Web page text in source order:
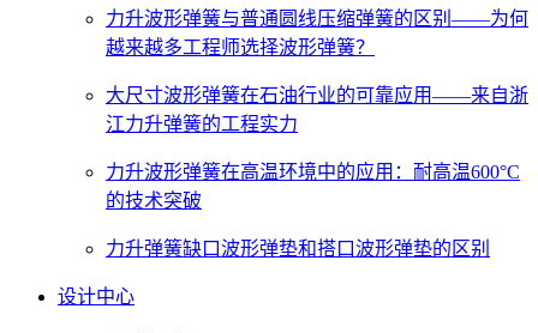
力升波形弹簧与普通圆线压缩弹簧的区别——为何
越来越多工程师选择波形弹簧？
大尺寸波形弹簧在石油行业的可靠应用——来自浙
江力升弹簧的工程实力
力升波形弹簧在高温环境中的应用：耐高温600°C
的技术突破
力升弹簧缺口波形弹垫和搭口波形弹垫的区别
设计中心